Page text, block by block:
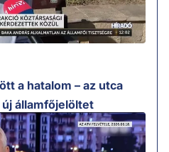
a hatalom – az utca
államfőjelöltet